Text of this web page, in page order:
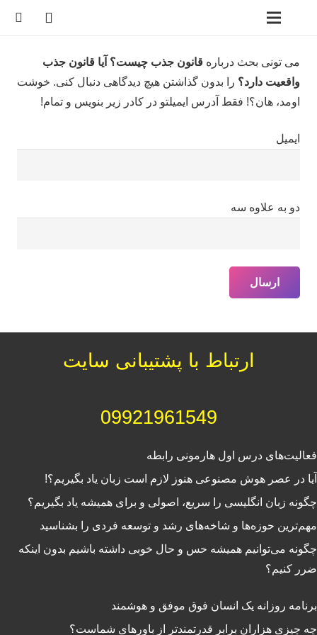
می تونی بحث درباره قانون جذب چیست؟ آیا قانون جذب
واقعیت دارد؟ را بدون گذاشتن هیچ دیدگاهی دنبال کنی. خوشت
اومد، هان؟! فقط آدرس ایمیلتو در کادر زیر بنویس و تمام!
ایمیل
دو به علاوه سه
ارتباط با پشتیبانی سایت
09921961549
فعالیت‌‌های درس اول هارمونی رابطه
آیا در عصر هوش مصنوعی هنوز لازم است زبان یاد بگیریم؟!
چگونه زبان انگلیسی را سریع، اصولی و برای همیشه یاد بگیریم؟
مهم‌ترین حوزه‌ها و شاخه‌های رشد و توسعه فردی را بشناسید
چگونه می‌توانیم همیشه حس و حال خوبی داشته باشیم بدون اینکه
ضرر کنیم؟
برنامه روزانه یک انسان فوق موفق و هوشمند
چه چیزی هزاران برابر قدرتمندتر از باورهای شماست؟